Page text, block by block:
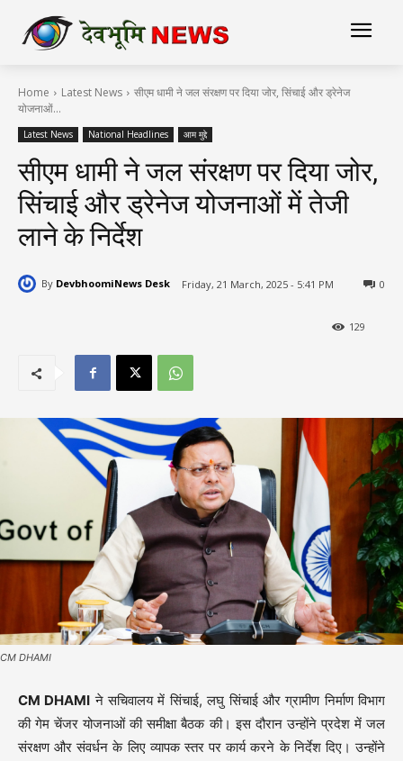
Home Latest News
सीएम धामी ने जल संरक्षण पर दिया जोर, सिंचाई और ड्रेनेज
योजनाओं...
Latest News National Headlines आम मुद्दे
सीएम धामी ने जल संरक्षण पर दिया जोर,
सिंचाई और ड्रेनेज योजनाओं में तेजी
लाने के निर्देश
By DevbhoomiNews Desk Friday, 21 March, 2025 - 5:41 PM 0
129
CM DHAMI
CM DHAMI ने सचिवालय में सिंचाई, लघु सिंचाई और ग्रामीण निर्माण विभाग
की गेम चेंजर योजनाओं की समीक्षा बैठक की। इस दौरान उन्होंने प्रदेश में जल
संरक्षण और संवर्धन के लिए व्यापक स्तर पर कार्य करने के निर्देश दिए। उन्होंने